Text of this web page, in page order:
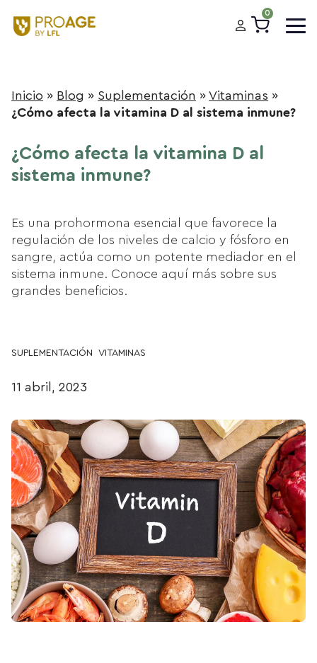
0
Inicio » Blog » Suplementación » Vitaminas »
¿Cómo afecta la vitamina D al sistema inmune?
¿Cómo afecta la vitamina D al
sistema inmune?
Es una prohormona esencial que favorece la
regulación de los niveles de calcio y fósforo en
sangre, actúa como un potente mediador en el
sistema inmune. Conoce aquí más sobre sus
grandes beneficios.
SUPLEMENTACIÓN VITAMINAS
11 abril, 2023